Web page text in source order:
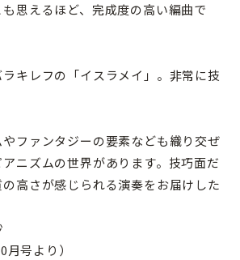
思えるほど、完成度の高い編曲で
キレフの「イスラメイ」。非常に技
やファンタジーの要素なども織り交ぜ
ニズムの世界があります。技巧面だ
高さが感じられる演奏をお届けした
月号より）